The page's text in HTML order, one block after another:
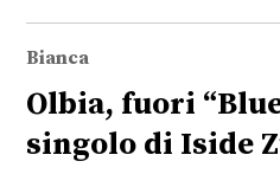
Bianca
Olbia, fuori
singolo di Iside